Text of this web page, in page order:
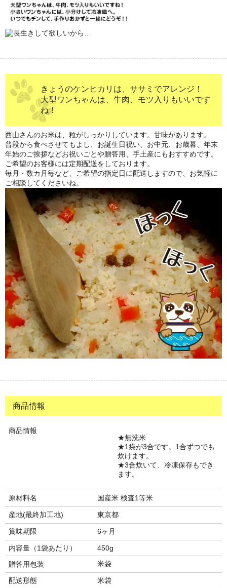
きょうのケンヒカリは、ササミでアレンジ！
大型ワンちゃんは、牛肉、モツ入りもいいです
ね！
西山さんのお米は、粒がしっかりしています。甘味があります。
普段から食べさせてもよし、お誕生日祝い、お中元、お歳暮、年末
年始のご挨拶などお祝いごとや贈答用、手土産にもおすすめです。
ご希望のお客様には定期配送をしております。
毎月・数カ月毎など、ご希望の指定日に配送しますので、お気軽に
ご相談してくださいね。
商品情報
商品情報
無洗米
1袋が3合です。1合ずつでも
炊けます。
3合炊いて、冷凍保存もでき
ます。
原材料名 国産米 検査1等米
産地(最終加工地) 東京都
賞味期限 6ヶ月
内容量（1袋あたり）
450g
贈答用包装
米袋
配送形態 米袋